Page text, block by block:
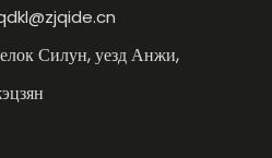
Силун, уезд Анжи,